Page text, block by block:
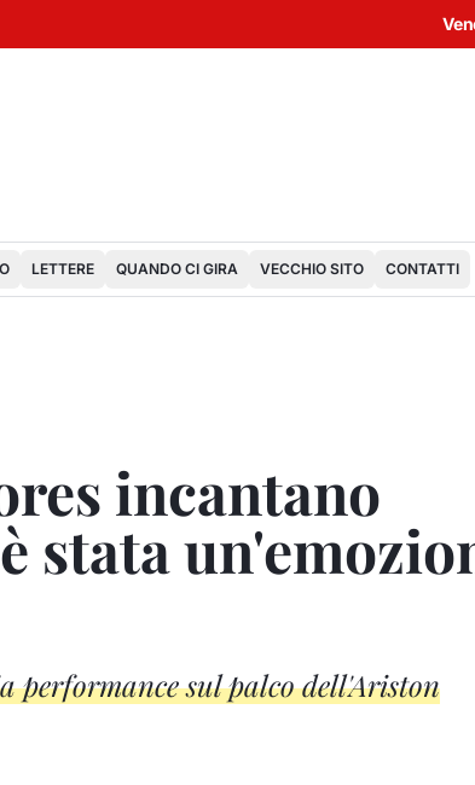
LETTERE QUANDO CI GIRA VECCHIO SITO CONTATTI
incantano
stata
sul palco dell'Ariston